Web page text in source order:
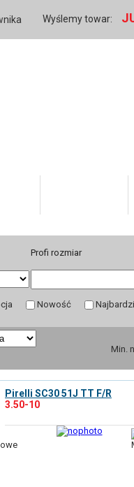
Wyślemy towar:
Profi rozmiar
Nowość
Min.
Pirelli SC30 51J TT F/R
3.50-10